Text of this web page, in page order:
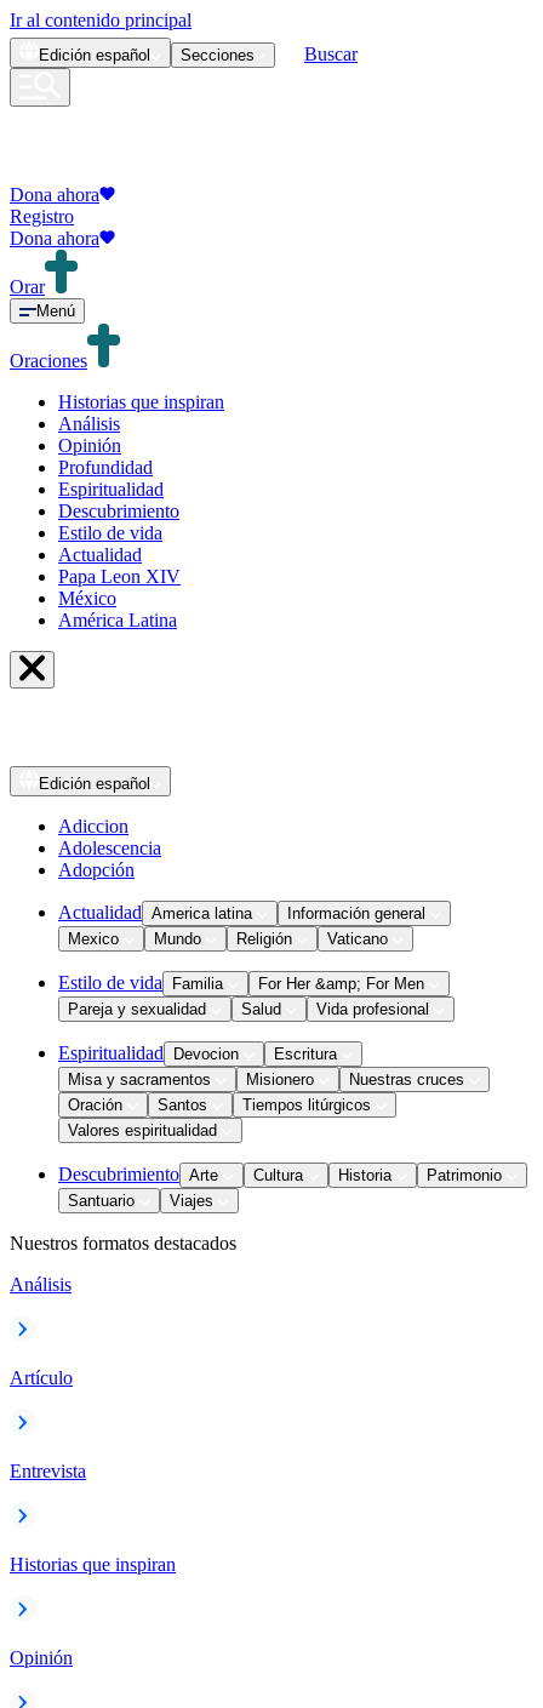
Ir al contenido principal
Edición español Secciones Buscar
Dona ahora
Registro
Dona ahora
Orar
Menú
Oraciones
Historias que inspiran
Análisis
Opinión
Profundidad
Espiritualidad
Descubrimiento
Estilo de vida
Actualidad
Papa Leon XIV
México
América Latina
Edición español
Adiccion
Adolescencia
Adopción
Actualidad America latina
Información general
Mexico
Mundo Religión Vaticano
Estilo de vida Familia
For Her &amp; For Men
Pareja y sexualidad
Salud Vida profesional
Espiritualidad Devocion
Escritura
Misa y sacramentos
Misionero
Nuestras cruces
Oración
Santos
Tiempos litúrgicos
Valores espiritualidad
Descubrimiento Arte Cultura Historia
Patrimonio
Santuario
Viajes
Nuestros formatos destacados
Análisis
Artículo
Entrevista
Historias que inspiran
Opinión